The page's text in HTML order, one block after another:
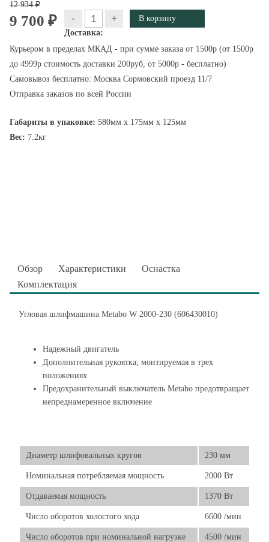
12 934 ₽
9 700 ₽ - +
Доставка:
Курьером в пределах МКАД - при сумме заказа от 1500р (от 1500р
до 4999р стоимость доставки 200руб, от 5000р - бесплатно)
Самовывоз бесплатно: Москва Сормовский проезд 11/7
Отправка заказов по всей России
Габариты в упаковке: 580мм x 175мм x 125мм
Вес: 7.2кг
Обзор Характеристики
Оснастка
Комплектация
Угловая шлифмашина Metabo W 2000-230 (606430010)
Надежный двигатель
Дополнительная рукоятка, монтируемая в трех
положениях
Предохранительный выключатель Metabo предотвращает
непреднамеренное включение
Диаметр шлифовальных кругов 230 мм
Номинальная потребляемая мощность 2000 Вт
Отдаваемая мощность 1370 Вт
Число оборотов холостого хода 6600 /мин
Число оборотов при номинальной нагрузке 4500 /мин